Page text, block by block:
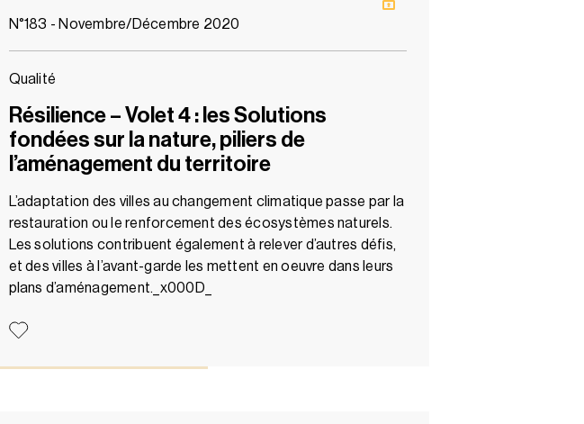
N°183 - Novembre/Décembre 2020
Qualité
Résilience – Volet 4 : les Solutions
fondées sur la nature, piliers de
l’aménagement du territoire
L’adaptation des villes au changement climatique passe par la
restauration ou le renforcement des écosystèmes naturels.
Les solutions contribuent également à relever d’autres défis,
et des villes à l’avant-garde les mettent en oeuvre dans leurs
plans d’aménagement._x000D_